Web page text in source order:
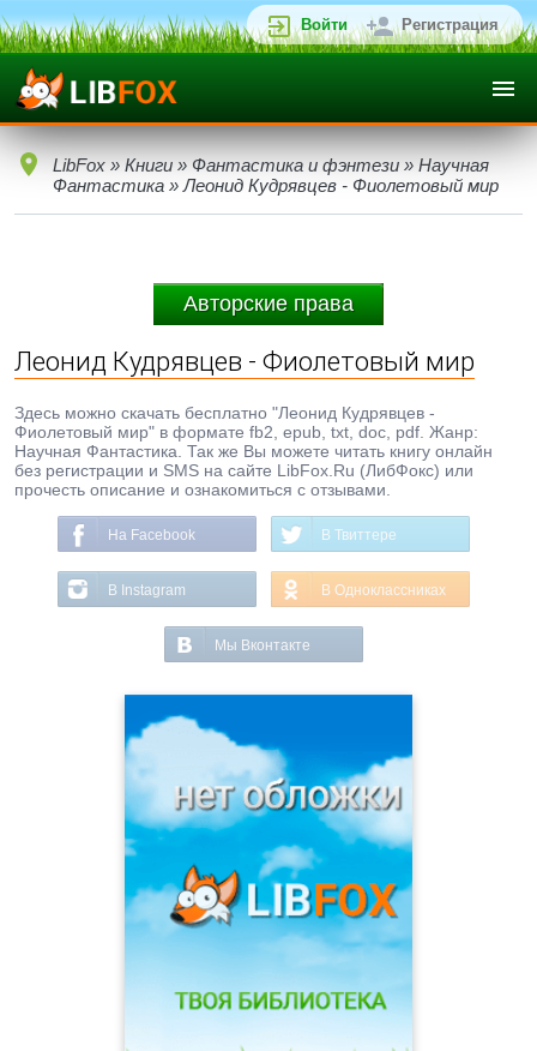
Войти Регистрация
LibFox » Книги » Фантастика и фэнтези » Научная
Фантастика » Леонид Кудрявцев - Фиолетовый мир
Авторские права
Леонид Кудрявцев - Фиолетовый мир
Здесь можно скачать бесплатно "Леонид Кудрявцев -
Фиолетовый мир" в формате fb2, epub, txt, doc, pdf. Жанр:
Научная Фантастика. Так же Вы можете читать книгу онлайн
без регистрации и SMS на сайте LibFox.Ru (ЛибФокс) или
прочесть описание и ознакомиться с отзывами.
На Facebook В Твиттере
В Instagram В Одноклассниках
Мы Вконтакте